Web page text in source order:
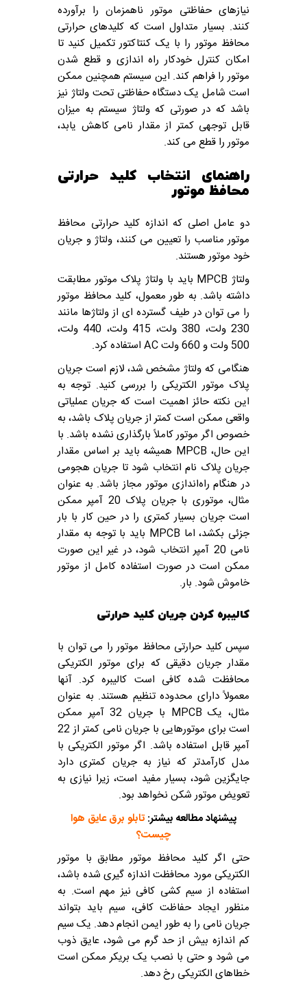
نیازهای حفاظتی موتور ناهمزمان را برآورده
کنند. بسیار متداول است که کلیدهای حرارتی
محافظ موتور را با یک کنتاکتور تکمیل کنید تا
امکان کنترل خودکار راه اندازی و قطع شدن
موتور را فراهم کند. این سیستم همچنین ممکن
است شامل یک دستگاه حفاظتی تحت ولتاژ نیز
باشد که در صورتی که ولتاژ سیستم به میزان
قابل توجهی کمتر از مقدار نامی کاهش یابد،
موتور را قطع می کند.
راهنمای انتخاب کلید حرارتی
محافظ موتور
دو عامل اصلی که اندازه کلید حرارتی محافظ
موتور مناسب را تعیین می کنند، ولتاژ و جریان
خود موتور هستند.
ولتاژ MPCB باید با ولتاژ پلاک موتور مطابقت
داشته باشد. به طور معمول، کلید محافظ موتور
را می توان در طیف گسترده ای از ولتاژها مانند
230 ولت، 380 ولت، 415 ولت، 440 ولت،
500 ولت و 660 ولت AC استفاده کرد.
هنگامی که ولتاژ مشخص شد، لازم است جریان
پلاک موتور الکتریکی را بررسی کنید. توجه به
این نکته حائز اهمیت است که جریان عملیاتی
واقعی ممکن است کمتر از جریان پلاک باشد، به
خصوص اگر موتور کاملاً بارگذاری نشده باشد. با
این حال، MPCB همیشه باید بر اساس مقدار
جریان پلاک نام انتخاب شود تا جریان هجومی
در هنگام راه‌اندازی موتور مجاز باشد. به عنوان
مثال، موتوری با جریان پلاک 20 آمپر ممکن
است جریان بسیار کمتری را در حین کار با بار
جزئی بکشد، اما MPCB باید با توجه به مقدار
نامی 20 آمپر انتخاب شود، در غیر این صورت
ممکن است در صورت استفاده کامل از موتور
خاموش شود. بار.
کالیبره کردن جریان کلید حرارتی
سپس کلید حرارتی محافظ موتور را می توان با
مقدار جریان دقیقی که برای موتور الکتریکی
محافظت شده کافی است کالیبره کرد. آنها
معمولاً دارای محدوده تنظیم هستند. به عنوان
مثال، یک MPCB با جریان 32 آمپر ممکن
است برای موتورهایی با جریان نامی کمتر از 22
آمپر قابل استفاده باشد. اگر موتور الکتریکی با
مدل کارآمدتر که نیاز به جریان کمتری دارد
جایگزین شود، بسیار مفید است، زیرا نیازی به
تعویض موتور شکن نخواهد بود.
پیشنهاد مطالعه بیشتر: تابلو برق عایق هوا
چیست؟
حتی اگر کلید محافظ موتور مطابق با موتور
الکتریکی مورد محافظت اندازه گیری شده باشد،
استفاده از سیم کشی کافی نیز مهم است. به
منظور ایجاد حفاظت کافی، سیم باید بتواند
جریان نامی را به طور ایمن انجام دهد. یک سیم
کم اندازه بیش از حد گرم می شود، عایق ذوب
می شود و حتی با نصب یک بریکر ممکن است
خطاهای الکتریکی رخ دهد.